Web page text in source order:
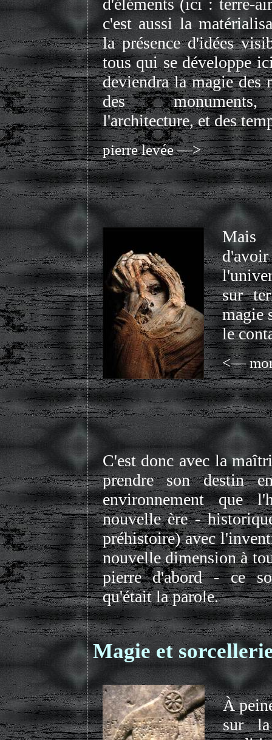
c'est aussi la
la présence d'idées
tous qui se développe
deviendra la magie des
des
l'architecture, et des
pierre levée —>
Mais
sur
magie
le
<—
C'est donc avec la
prendre son destin
environnement que
nouvelle ère -
préhistoire) avec
nouvelle dimension à
pierre d'abord - ce
qu'était la parole.
Magie et
À
sur